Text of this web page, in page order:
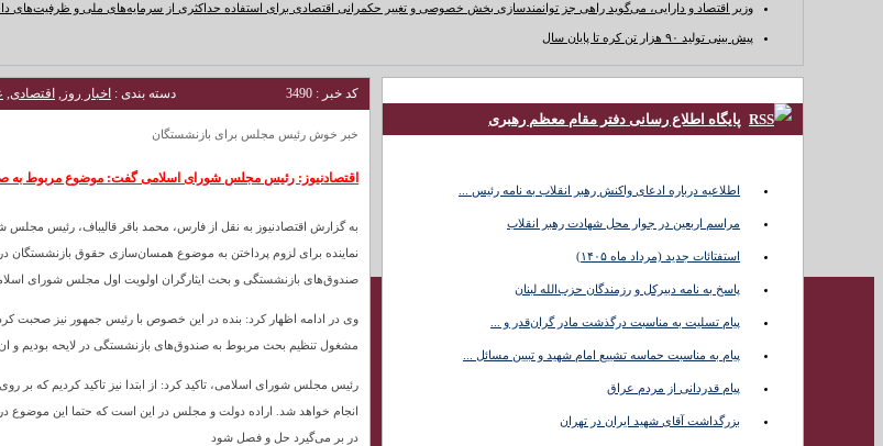
وزیر اقتصاد و دارایی، می‌گوید راهی جز توانمندسازی بخش خصوصی و تغییر حکمرانی اقتصادی برای استفاده حداکثری از سرمایه‌های ملی و ظرفیت‌های
پیش بینی تولید ۹۰ هزار تن کره تا پایان سال
کد خبر : 3490 دسته بندی : اخبار روز , اقتصادی,
خبر خوش رئیس مجلس برای بازنشستگان
اقتصادنیوز: رئیس مجلس شورای اسلامی گفت: موضوع مربوط به
نماینده برای لزوم پرداختن به موضوع همسان‌سازی حقوق بازنشستگان در
صندوق‌های بازنشستگی و بحث ایثارگران اولویت اول مجلس شورای
وی در ادامه اظهار کرد: بنده در این خصوص با رئیس جمهور نیز
مشغول تنظیم بحث مربوط به صندوق‌های بازنشستگی در لایحه بودیم و
رئیس مجلس شورای اسلامی، تاکید کرد: از ابتدا نیز تاکید کردیم که
انجام خواهد شد. اراده دولت و مجلس در این است که حتما این موضوع
در بر می‌گیرد حل و فصل شود
پایگاه اطلاع رسانی دفتر مقام معظم رهبری
اطلاعیه درباره ادعای واکنش رهبر انقلاب به نامه رئیس ...
مراسم اربعین در جوار محل شهادت رهبر انقلاب
استفتائات جدید (مرداد ماه ۱۴۰۵)
پاسخ به نامه دبیرکل و رزمندگان حزب‌الله لبنان
پیام تسلیت به مناسبت درگذشت مادر گران‌قدر و ...
پیام به مناسبت حماسه تشییع امام شهید و تبیین مسائل ...
پیام قدردانی از مردم عراق
بزرگداشت آقای شهید ایران در تهران